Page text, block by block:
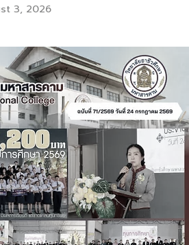
3, 2026